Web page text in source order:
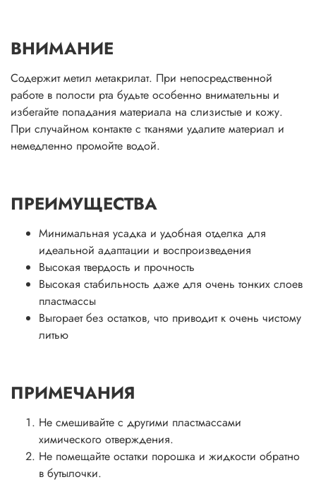
ВНИМАНИЕ
Содержит метил метакрилат. При непосредственной
работе в полости рта будьте особенно внимательны и
избегайте попадания материала на слизистые и кожу.
При случайном контакте с тканями удалите материал и
немедленно промойте водой.
ПРЕИМУЩЕСТВА
Минимальная усадка и удобная отделка для
идеальной адаптации и воспроизведения
Высокая твердость и прочность
Высокая стабильность даже для очень тонких слоев
пластмассы
Выгорает без остатков, что приводит к очень чистому
литью
ПРИМЕЧАНИЯ
Не смешивайте с другими пластмассами
химического отверждения.
Не помещайте остатки порошка и жидкости обратно
в бутылочки.